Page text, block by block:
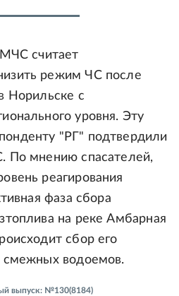
считает
режим ЧС после
Норильске с
уровня. Эту
"РГ" подтвердили
По мнению спасателей,
реагирования
фаза сбора
на реке Амбарная
сбор его
смежных водоемов.
выпуск: №130(8184)